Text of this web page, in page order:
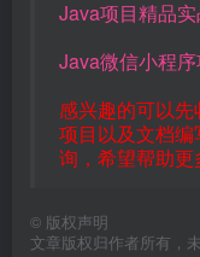
Java项目精品实
Java微信小程序
感兴趣的可以先
项目以及文档
询，希望帮助更
© 版权声明
文章版权归作者所有，